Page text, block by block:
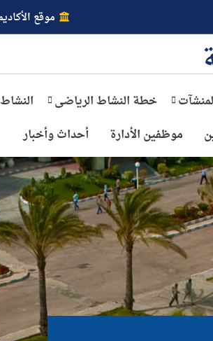
موقع
خطة النشاط الرياضى
موظفين الأدارة أحداث وأخبار